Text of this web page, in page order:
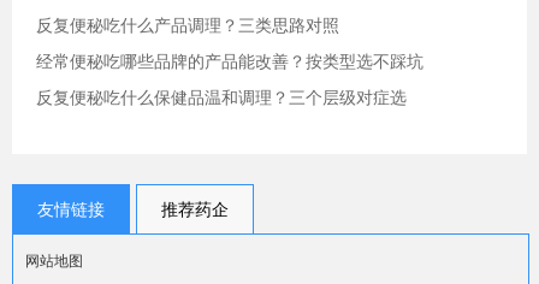
反复便秘吃什么产品调理？三类思路对照
经常便秘吃哪些品牌的产品能改善？按类型选不踩坑
反复便秘吃什么保健品温和调理？三个层级对症选
友情链接 推荐药企
网站地图